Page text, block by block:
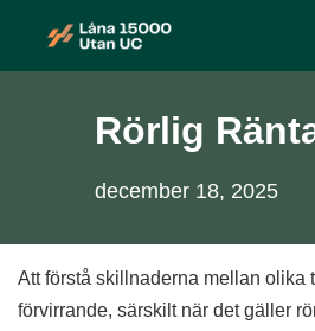
Låna 15 000
Rörlig
december 18, 2025
Att förstå skillnaderna mellan olika
förvirrande, särskilt när det gäller